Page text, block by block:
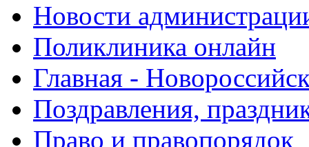
Новости
Поликлиника онлайн
Главная -
Поздравления,
Право и правопорядок